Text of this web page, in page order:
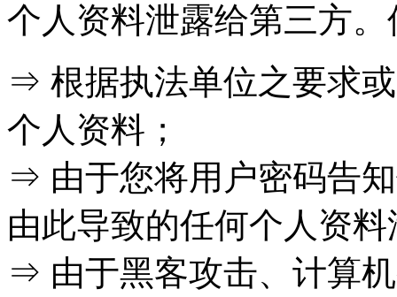
个人资料泄露给第三方
⇒ 根据执法单位之要求
个人资料；
⇒ 由于您将用户密码告
由此导致的任何个人资
⇒ 由于黑客攻击、计算